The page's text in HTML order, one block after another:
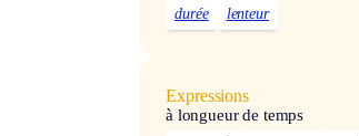
durée lenteur
Expressions
à longueur de temps